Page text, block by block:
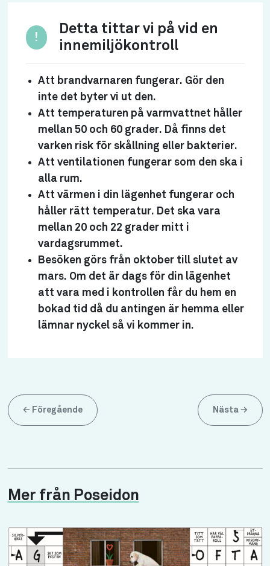
!
Detta tittar vi på vid en
innemiljökontroll
Att brandvarnaren fungerar. Gör den
inte det byter vi ut den.
Att temperaturen på varmvattnet håller
mellan 50 och 60 grader. Då finns det
varken risk för skållning eller bakterier.
Att ventilationen fungerar som den ska i
alla rum.
Att värmen i din lägenhet fungerar och
håller rätt temperatur. Det ska vara
mellan 20 och 22 grader mitt i
vardagsrummet.
Besöken görs från oktober till slutet av
mars. Om det är dags för din lägenhet
att vara med i kontrollen får du hem en
bokad tid då du antingen är hemma eller
lämnar nyckel så vi kommer in.
← Föregående Nästa →
Mer från Poseidon